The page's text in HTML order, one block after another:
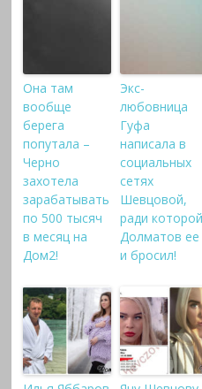
Она там
вообще
берега
попутала –
Черно
захотела
зарабатывать
по 500 тысяч
в месяц на
Дом2!
Экс-
любовница
Гуфа
написала в
социальных
сетях
Шевцовой,
ради которой
Долматов ее
и бросил!